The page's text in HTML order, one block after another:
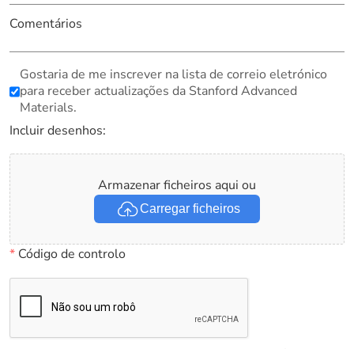
Comentários
Gostaria de me inscrever na lista de correio eletrónico
para receber actualizações da Stanford Advanced
Materials.
Incluir desenhos:
Armazenar ficheiros aqui ou
Carregar ficheiros
*Código de controlo